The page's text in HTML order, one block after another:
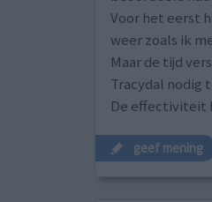
Voor het eerst
weer zoals ik
Maar de tijd
Tracydal nodig
De effectiviteit
geef mening